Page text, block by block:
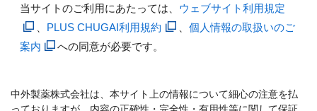
当サイトのご利用にあたっては、 ウェブサイト利用規定
PLUS CHUGAI利用規約
個人情報の取扱いのご
案内
への同意が必要です。
中外製薬株式会社は、本サイト上の情報について細心の注意を払
っておりますが、内容の正確性・完全性・有用性等に関して保証